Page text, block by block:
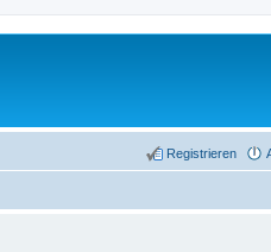
Registrieren